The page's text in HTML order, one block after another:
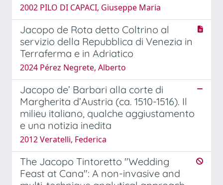
2002 PILO DI CAPACI, Giuseppe Maria
Jacopo de Rota detto Coltrino al
servizio della Repubblica di Venezia in
Terraferma e in Adriatico
2024 Pérez Negrete, Alberto
Jacopo de’ Barbari alla corte di
Margherita d’Austria (ca. 1510-1516). Il
milieu italiano, qualche aggiustamento
e una notizia inedita
2012 Veratelli, Federica
The Jacopo Tintoretto "Wedding
Feast at Cana": A non-invasive and